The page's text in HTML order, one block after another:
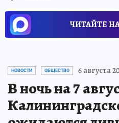
ЧИТАЙТЕ
НОВОСТИ ОБЩЕСТВО 6 августа
В ночь на 7